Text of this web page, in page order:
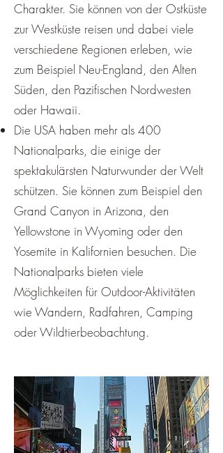
Charakter. Sie können von der Ostküste
zur Westküste reisen und dabei viele
verschiedene Regionen erleben, wie
zum Beispiel Neu-England, den Alten
Süden, den Pazifischen Nordwesten
oder Hawaii.
Die USA haben mehr als 400
Nationalparks, die einige der
spektakulärsten Naturwunder der Welt
schützen. Sie können zum Beispiel den
Grand Canyon in Arizona, den
Yellowstone in Wyoming oder den
Yosemite in Kalifornien besuchen. Die
Nationalparks bieten viele
Möglichkeiten für Outdoor-Aktivitäten
wie Wandern, Radfahren, Camping
oder Wildtierbeobachtung.